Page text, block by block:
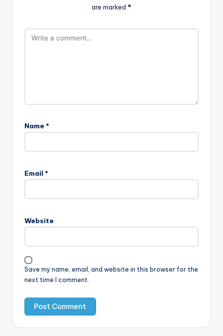
are marked *
Name *
Email *
Website
Save my name, email, and website in this browser for the
next time I comment.